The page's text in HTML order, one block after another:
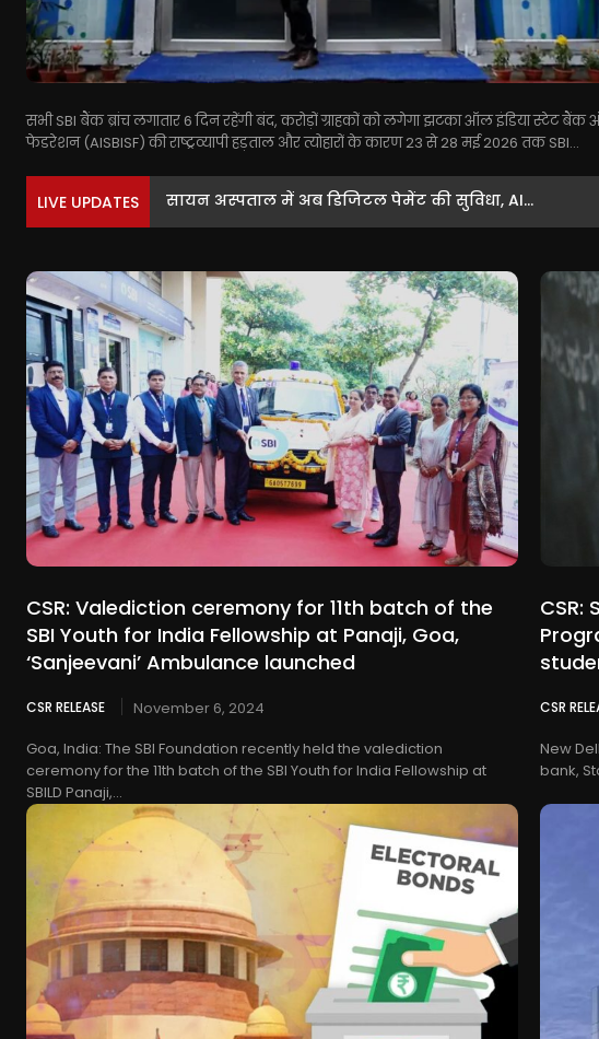
सभी SBI बैंक ब्रांच लगातार 6 दिन रहेंगी बंद, करोड़ों ग्राहकों को लगेगा झटका ऑल इंडिया स्टेट बैंक
फेडरेशन (AISBISF) की राष्ट्रव्यापी हड़ताल और त्योहारों के कारण 23 से 28 मई 2026 तक SBI...
LIVE UPDATES सायन अस्पताल में अब डिजिटल पेमेंट की सुविधा, AI...
क्या सारे बिजनेस बंद कर देंगे? अमेज़न वेयरहाउस कार्रवाई...
CSR: Valediction ceremony for 11th batch of the
SBI Youth for India Fellowship at Panaji, Goa,
‘Sanjeevani’ Ambulance launched
CSR RELEASE
November 6, 2024
Goa, India: The SBI Foundation recently held the valediction
ceremony for the 11th batch of the SBI Youth for India Fellowship at
SBILD Panaji,...
CSR:
CSR
New
bank,